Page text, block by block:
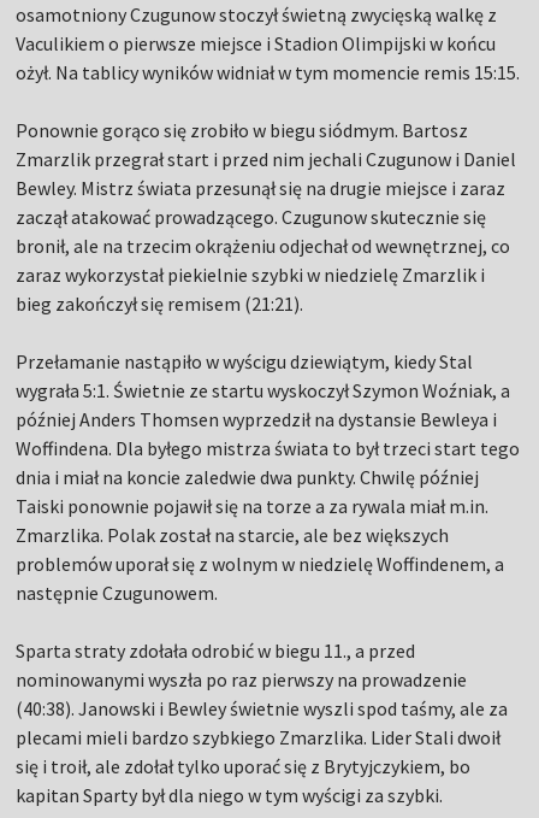
osamotniony Czugunow stoczył świetną zwycięską walkę z
Vaculikiem o pierwsze miejsce i Stadion Olimpijski w końcu
ożył. Na tablicy wyników widniał w tym momencie remis 15:15.
Ponownie gorąco się zrobiło w biegu siódmym. Bartosz
Zmarzlik przegrał start i przed nim jechali Czugunow i Daniel
Bewley. Mistrz świata przesunął się na drugie miejsce i zaraz
zaczął atakować prowadzącego. Czugunow skutecznie się
bronił, ale na trzecim okrążeniu odjechał od wewnętrznej, co
zaraz wykorzystał piekielnie szybki w niedzielę Zmarzlik i
bieg zakończył się remisem (21:21).
Przełamanie nastąpiło w wyścigu dziewiątym, kiedy Stal
wygrała 5:1. Świetnie ze startu wyskoczył Szymon Woźniak, a
później Anders Thomsen wyprzedził na dystansie Bewleya i
Woffindena. Dla byłego mistrza świata to był trzeci start tego
dnia i miał na koncie zaledwie dwa punkty. Chwilę później
Taiski ponownie pojawił się na torze a za rywala miał m.in.
Zmarzlika. Polak został na starcie, ale bez większych
problemów uporał się z wolnym w niedzielę Woffindenem, a
następnie Czugunowem.
Sparta straty zdołała odrobić w biegu 11., a przed
nominowanymi wyszła po raz pierwszy na prowadzenie
(40:38). Janowski i Bewley świetnie wyszli spod taśmy, ale za
plecami mieli bardzo szybkiego Zmarzlika. Lider Stali dwoił
się i troił, ale zdołał tylko uporać się z Brytyjczykiem, bo
kapitan Sparty był dla niego w tym wyścigi za szybki.